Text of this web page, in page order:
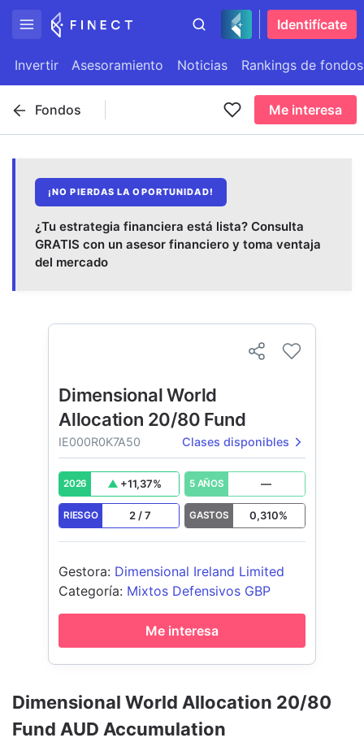
Identifícate
Invertir Asesoramiento Noticias Rankings de fondos
Fondos Me interesa
¡NO PIERDAS LA OPORTUNIDAD!
¿Tu estrategia financiera está lista? Consulta
GRATIS con un asesor financiero y toma ventaja
del mercado
Dimensional World Allocation 20/80
Fund AUD Accumulation
Dimensional World
Allocation 20/80 Fund
IE000R0K7A50 Clases disponibles
2026 +11,37% 5 AÑOS —
RIESGO 2 /7 GASTOS 0,310%
Gestora: Dimensional Ireland Limited
Categoría: Mixtos Defensivos GBP
Me interesa